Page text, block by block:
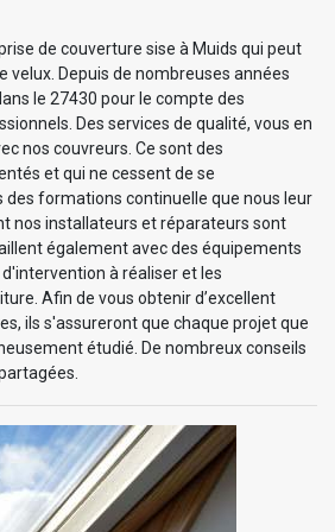
de couverture sise à Muids qui peut
velux. Depuis de nombreuses années
le 27430 pour le compte des
Des services de qualité, vous en
nos couvreurs. Ce sont des
et qui ne cessent de se
formations continuelle que nous leur
nos installateurs et réparateurs sont
également avec des équipements
à réaliser et les
Afin de vous obtenir d’excellent
ils s'assureront que chaque projet que
étudié. De nombreux conseils